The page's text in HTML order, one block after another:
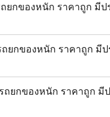
ถยกของหนัก ราคาถูก มีป
ถยกของหนัก ราคาถูก มี
ถยกของหนัก ราคาถูก มี